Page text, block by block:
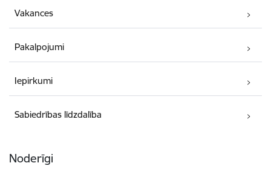
Vakances
Pakalpojumi
Iepirkumi
Sabiedrības līdzdalība
Noderīgi